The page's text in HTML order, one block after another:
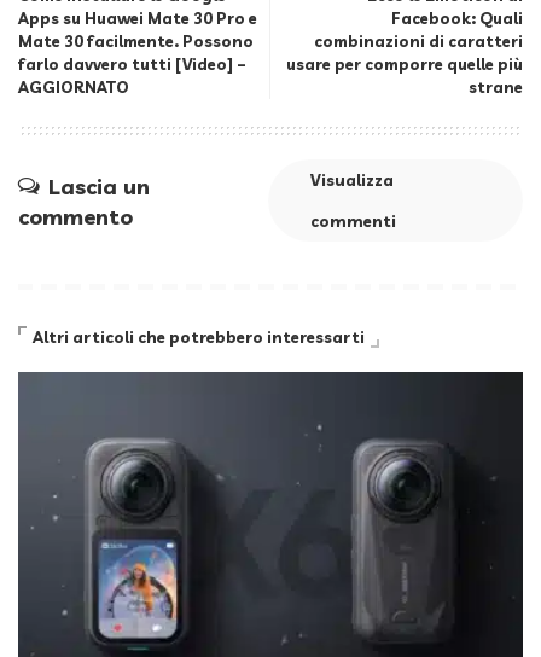
Apps su Huawei Mate 30 Pro e
Mate 30 facilmente. Possono
farlo davvero tutti [Video] –
AGGIORNATO
Facebook: Quali
combinazioni di caratteri
usare per comporre quelle più
strane
Lascia un
commento
Visualizza
commenti
Altri articoli che potrebbero interessarti